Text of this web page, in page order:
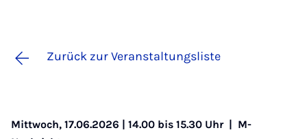
Zurück zur Veranstaltungsliste
Mittwoch, 17.06.2026 | 14.00 bis 15.30 Uhr | M-